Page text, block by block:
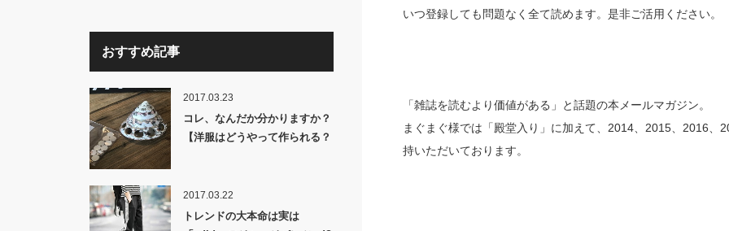
いつ登録しても問題なく全て読めます。是非ご活用ください。
「雑誌を読むより価値がある」と話題の本メールマガジン。
まぐまぐ様では「殿堂入り」に加えて、2014、2015、2016、
持いただいております。
おすすめ記事
2017.03.23
コレ、なんだか分かりますか？
【洋服はどうやって作られる？
2017.03.22
トレンドの大本命は実は